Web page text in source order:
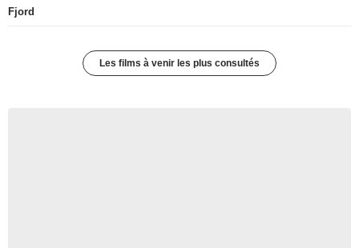
Fjord
Les films à venir les plus consultés